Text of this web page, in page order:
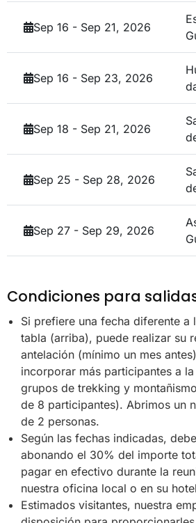
Sep 16 - Sep 21, 2026
Sep 16 - Sep 23, 2026
Sep 18 - Sep 21, 2026
Sep 25 - Sep 28, 2026
Sep 27 - Sep 29, 2026
Condiciones para
Si prefiere una fecha diferente a
tabla (arriba), puede realizar su
antelación (mínimo un mes
incorporar más participantes a
grupos de trekking y
de 8 participantes). Abrimos un
de 2 personas.
Según las fechas indicadas,
abonando el 30% del importe
pagar en efectivo durante la
nuestra oficina local o en su
Estimados visitantes, nuestra